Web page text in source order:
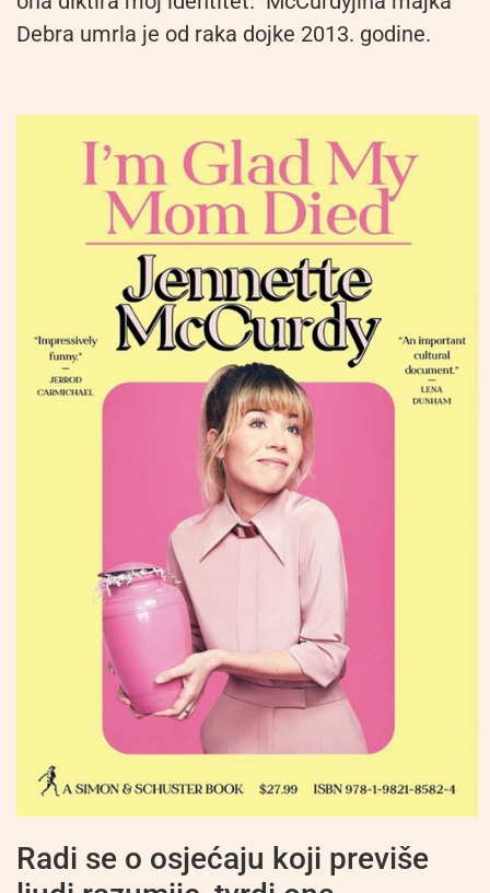
Debra umrla je od raka dojke 2013. godine.
Radi se o osjećaju koji previše